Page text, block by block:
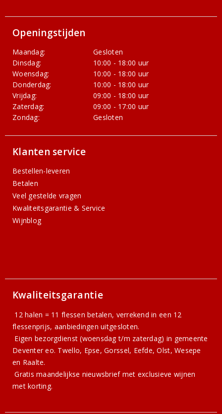
Openingstijden
Maandag:
Gesloten
Dinsdag:
10:00 - 18:00 uur
Woensdag:
10:00 - 18:00 uur
Donderdag:
10:00 - 18:00 uur
Vrijdag:
09:00 - 18:00 uur
Zaterdag:
09:00 - 17:00 uur
Zondag:
Gesloten
Klanten service
Bestellen-leveren
Betalen
Veel gestelde vragen
Kwaliteitsgarantie & Service
Wijnblog
Kwaliteitsgarantie
12 halen = 11 flessen betalen, verrekend in een 12
flessenprijs, aanbiedingen uitgesloten.
Eigen bezorgdienst (woensdag t/m zaterdag) in gemeente
Deventer eo. Twello, Epse, Gorssel, Eefde, Olst, Wesepe
en Raalte.
Gratismaandelijkse nieuwsbriefmet exclusieve wijnen
met korting.